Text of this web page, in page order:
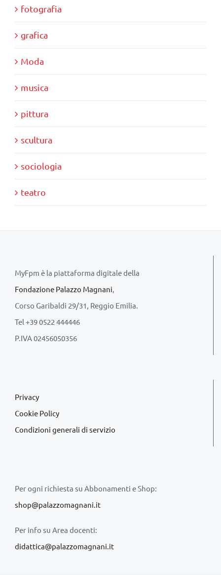
fotografia
grafica
Moda
musica
pittura
scultura
sociologia
teatro
MyFpm è la piattaforma digitale della
Fondazione Palazzo Magnani
Corso Garibaldi 29/31, Reggio Emilia.
Tel +39 0522 444446
P.IVA 02456050356
Privacy
Cookie Policy
Condizioni generali di servizio
Per ogni richiesta su Abbonamenti e Shop:
shop@palazzomagnani.it
Per info su Area docenti:
didattica@palazzomagnani.it